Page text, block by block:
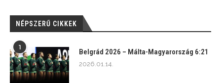
NÉPSZERŰ CIKKEK
1
Belgrád 2026 – Málta-Magyarország 6:21
2026.01.14.